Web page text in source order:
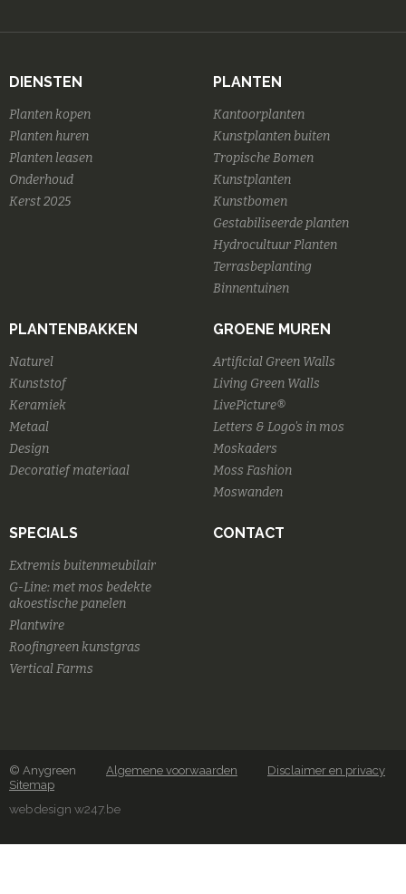
DIENSTEN
Planten kopen
Planten huren
Planten leasen
Onderhoud
Kerst 2025
PLANTEN
Kantoorplanten
Kunstplanten buiten
Tropische Bomen
Kunstplanten
Kunstbomen
Gestabiliseerde planten
Hydrocultuur Planten
Terrasbeplanting
Binnentuinen
PLANTENBAKKEN
Naturel
Kunststof
Keramiek
Metaal
Design
Decoratief materiaal
GROENE MUREN
Artificial Green Walls
Living Green Walls
LivePicture®
Letters & Logo's in mos
Moskaders
Moss Fashion
Moswanden
SPECIALS
Extremis buitenmeubilair
G-Line: met mos bedekte
akoestische panelen
Plantwire
Roofingreen kunstgras
Vertical Farms
CONTACT
© Anygreen Algemene voorwaarden
Disclaimer en privacy
Sitemap
webdesign w247.be